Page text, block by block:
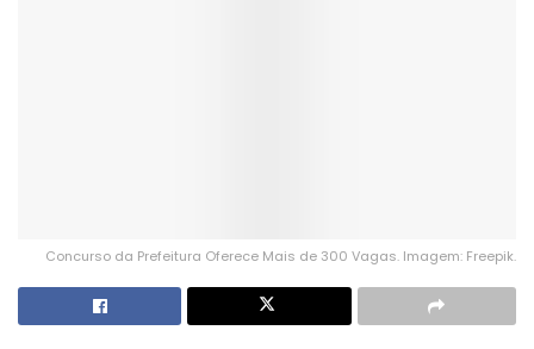
Concurso da Prefeitura Oferece Mais de 300 Vagas. Imagem: Freepik.